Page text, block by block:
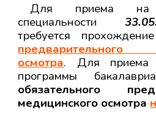
Для приема на
специальности
требуется прохождение
осмотра. Для приема
программы
обязательного
медицинского осмотра